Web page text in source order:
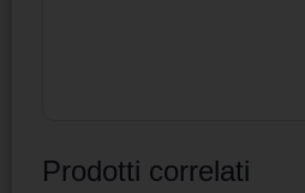
Prodotti correlati